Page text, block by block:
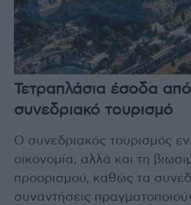
Τετραπλάσια έσοδα
συνεδριακό τουρισμό
Ο συνεδριακός τουρισμός
οικονομία, αλλά και τη
προορισμού, καθώς τα
συναντήσεις